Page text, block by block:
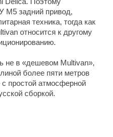
M5 задний привод,
техника, тогда как
относится к другому
не в «дешевом Multivan»,
более пяти метров
простой атмосферной
сборкой.